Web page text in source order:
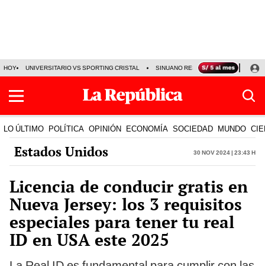
HOY UNIVERSITARIO VS SPORTING CRISTAL SINUANO RESULTADOS HOY
LO ÚLTIMO POLÍTICA OPINIÓN ECONOMÍA SOCIEDAD MUNDO
Estados Unidos 30 Nov 2024 | 23:43 h
Licencia de conducir gratis en
Nueva Jersey: los 3 requisitos
especiales para tener tu real
ID en USA este 2025